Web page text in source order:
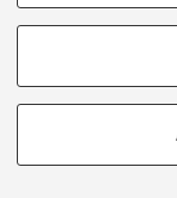
Si tratta di cookie
navigazione degli
Mostra cookie di
COOKIE
© ALMA MATER